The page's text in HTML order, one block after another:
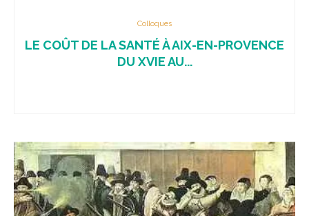
Colloques
LE COÛT DE LA SANTÉ À AIX-EN-PROVENCE
DU XVIE AU...